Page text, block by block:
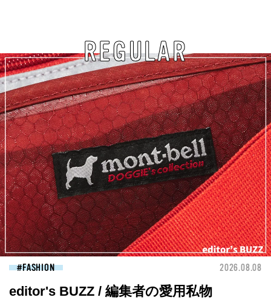
REGULAR
FASHION 2026.08.08
editor's BUZZ / 編集者の愛用私物